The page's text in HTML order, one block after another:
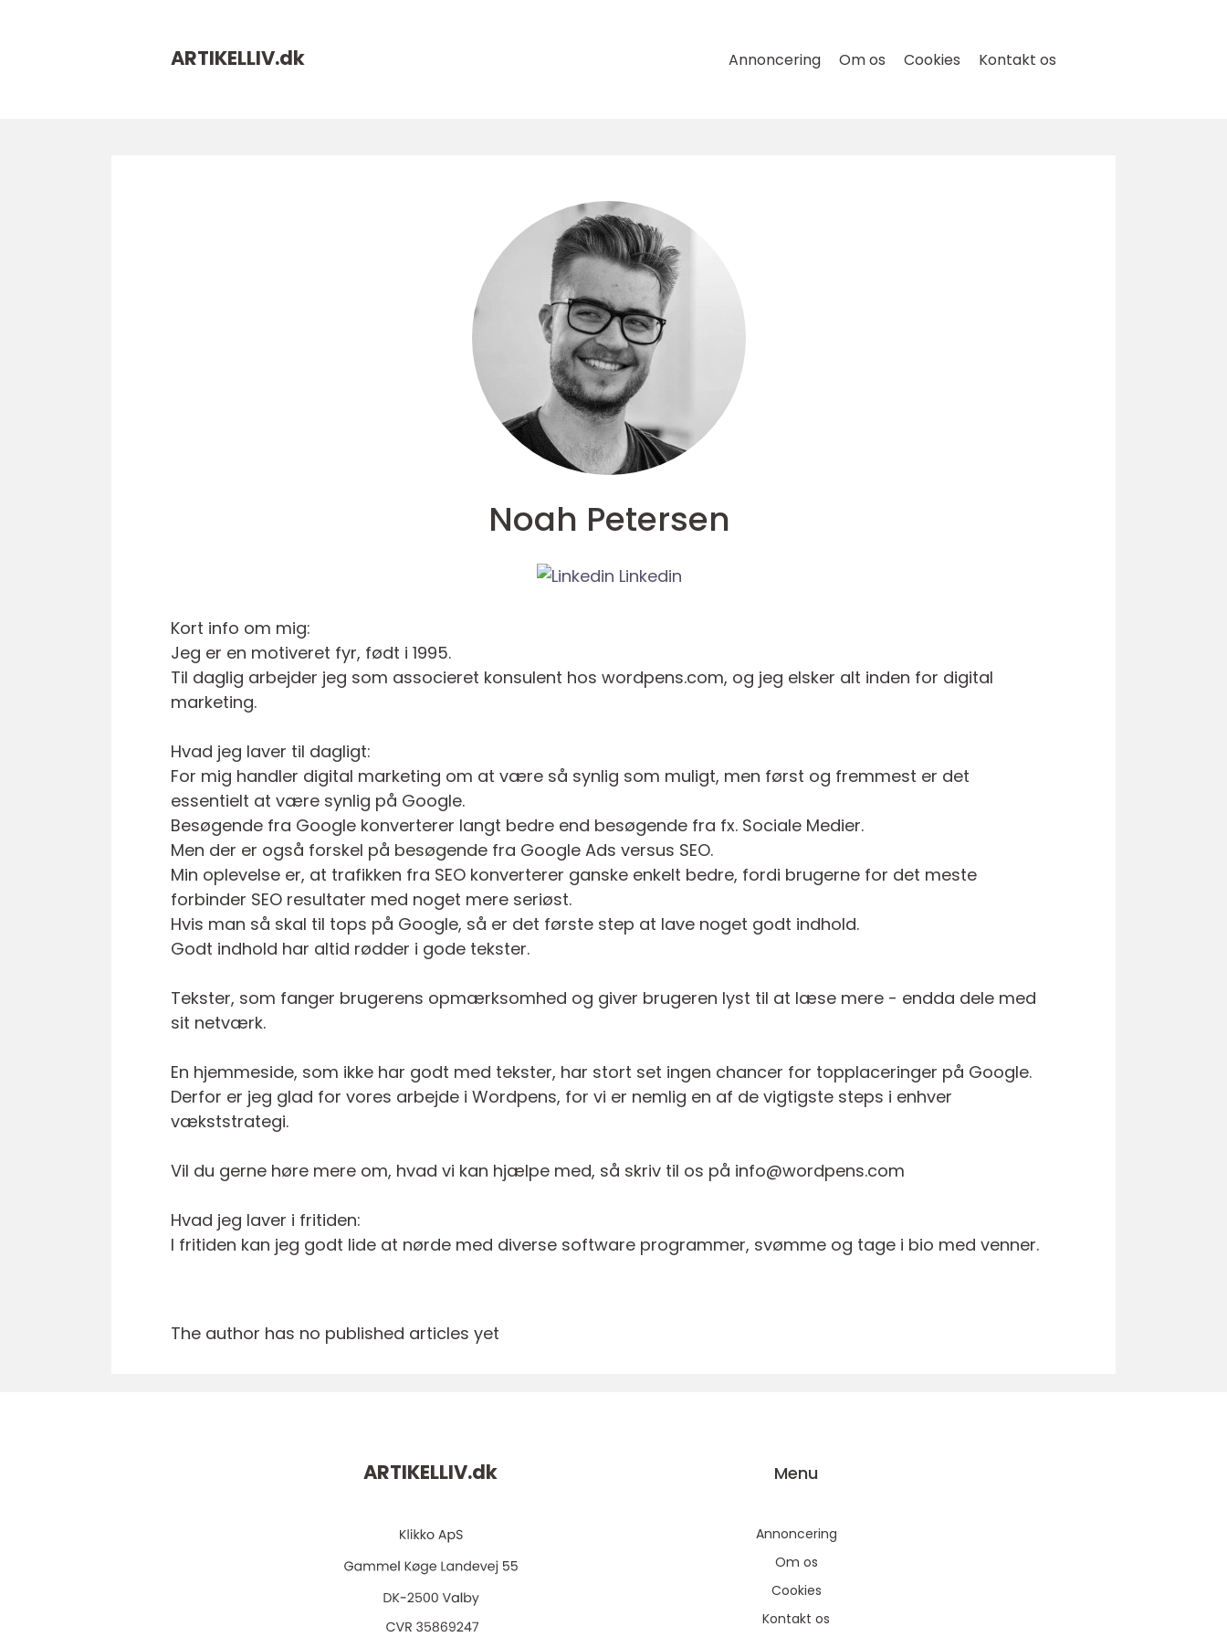
ARTIKELLIV.dk Annoncering Om os Cookies Kontakt os
Noah Petersen
Linkedin
Kort info om mig:
Jeg er en motiveret fyr, født i 1995.
Til daglig arbejder jeg som associeret konsulent hos wordpens.com, og jeg elsker alt inden for digital
marketing.
Hvad jeg laver til dagligt:
For mig handler digital marketing om at være så synlig som muligt, men først og fremmest er det
essentielt at være synlig på Google.
Besøgende fra Google konverterer langt bedre end besøgende fra fx. Sociale Medier.
Men der er også forskel på besøgende fra Google Ads versus SEO.
Min oplevelse er, at trafikken fra SEO konverterer ganske enkelt bedre, fordi brugerne for det meste
forbinder SEO resultater med noget mere seriøst.
Hvis man så skal til tops på Google, så er det første step at lave noget godt indhold.
Godt indhold har altid rødder i gode tekster.
Tekster, som fanger brugerens opmærksomhed og giver brugeren lyst til at læse mere - endda dele med
sit netværk.
En hjemmeside, som ikke har godt med tekster, har stort set ingen chancer for topplaceringer på Google.
Derfor er jeg glad for vores arbejde i Wordpens, for vi er nemlig en af de vigtigste steps i enhver
vækststrategi.
Vil du gerne høre mere om, hvad vi kan hjælpe med, så skriv til os på info@wordpens.com
Hvad jeg laver i fritiden:
I fritiden kan jeg godt lide at nørde med diverse software programmer, svømme og tage i bio med venner.
The author has no published articles yet
ARTIKELLIV.dk Menu
Annoncering
Om os
Cookies
Kontakt os